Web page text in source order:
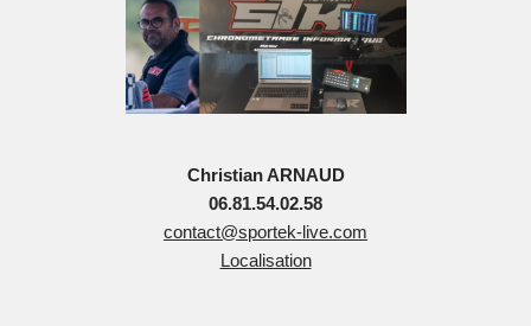
Christian ARNAUD
06.81.54.02.58
contact@sportek-live.com
Localisation